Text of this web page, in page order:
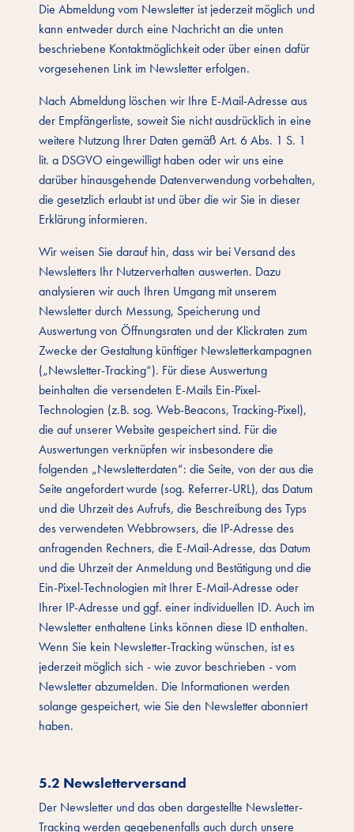
Die Abmeldung vom Newsletter ist jederzeit möglich und
kann entweder durch eine Nachricht an die unten
beschriebene Kontaktmöglichkeit oder über einen dafür
vorgesehenen Link im Newsletter erfolgen.
Nach Abmeldung löschen wir Ihre E-Mail-Adresse aus
der Empfängerliste, soweit Sie nicht ausdrücklich in eine
weitere Nutzung Ihrer Daten gemäß Art. 6 Abs. 1 S. 1
lit. a DSGVO eingewilligt haben oder wir uns eine
darüber hinausgehende Datenverwendung vorbehalten,
die gesetzlich erlaubt ist und über die wir Sie in dieser
Erklärung informieren.
Wir weisen Sie darauf hin, dass wir bei Versand des
Newsletters Ihr Nutzerverhalten auswerten. Dazu
analysieren wir auch Ihren Umgang mit unserem
Newsletter durch Messung, Speicherung und
Auswertung von Öffnungsraten und der Klickraten zum
Zwecke der Gestaltung künftiger Newsletterkampagnen
(„Newsletter-Tracking“). Für diese Auswertung
beinhalten die versendeten E-Mails Ein-Pixel-
Technologien (z.B. sog. Web-Beacons, Tracking-Pixel),
die auf unserer Website gespeichert sind. Für die
Auswertungen verknüpfen wir insbesondere die
folgenden „Newsletterdaten“: die Seite, von der aus die
Seite angefordert wurde (sog. Referrer-URL), das Datum
und die Uhrzeit des Aufrufs, die Beschreibung des Typs
des verwendeten Webbrowsers, die IP-Adresse des
anfragenden Rechners, die E-Mail-Adresse, das Datum
und die Uhrzeit der Anmeldung und Bestätigung und die
Ein-Pixel-Technologien mit Ihrer E-Mail-Adresse oder
Ihrer IP-Adresse und ggf. einer individuellen ID. Auch im
Newsletter enthaltene Links können diese ID enthalten.
Wenn Sie kein Newsletter-Tracking wünschen, ist es
jederzeit möglich sich - wie zuvor beschrieben - vom
Newsletter abzumelden. Die Informationen werden
solange gespeichert, wie Sie den Newsletter abonniert
haben.
5.2 Newsletterversand
Der Newsletter und das oben dargestellte Newsletter-
Tracking werden gegebenenfalls auch durch unsere